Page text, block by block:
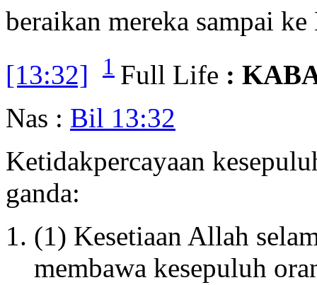
beraikan mereka sampai
[13:32]
1 Full Life :
Nas : Bil 13:32
Ketidakpercayaan
ganda:
(1) Kesetiaan Allah
membawa kesepuluh